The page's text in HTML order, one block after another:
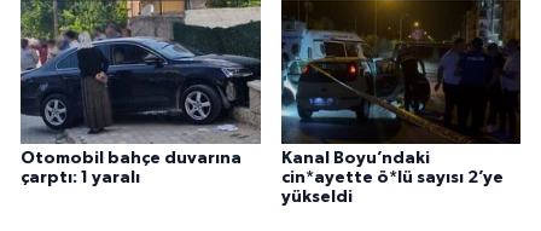
Otomobil bahçe duvarına
çarptı: 1 yaralı
Kanal Boyu’ndaki
cin*ayette ö*lü sayısı 2’ye
yükseldi